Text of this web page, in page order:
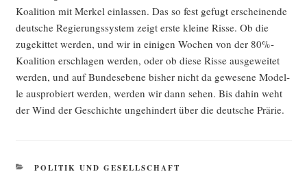
Koali­ti­on mit Mer­kel ein­las­sen. Das so fest gefugt erschei­nen­de
deut­sche Regie­rungs­sys­tem zeigt ers­te klei­ne Ris­se. Ob die
zuge­kit­tet wer­den, und wir in eini­gen Wochen von der 80%-
Koalition erschla­gen wer­den, oder ob die­se Ris­se aus­ge­wei­tet
wer­den, und auf Bun­des­ebe­ne bis­her nicht da gewe­se­ne Model­
le aus­pro­biert wer­den, wer­den wir dann sehen. Bis dahin weht
der Wind der Geschich­te unge­hin­dert über die deut­sche Prärie.
KATEGORIEN
POLITIK UND GESELLSCHAFT